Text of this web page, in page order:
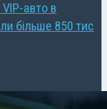
авто в
більше 850 тис